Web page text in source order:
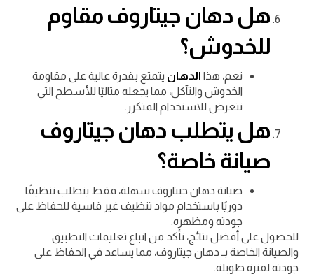
هل دهان جيتاروف مقاوم
للخدوش؟
نعم، هذا الدهان يتمتع بقدرة عالية على مقاومة
الخدوش والتآكل، مما يجعله مثاليًا للأسطح التي
تتعرض للاستخدام المتكرر.
هل يتطلب دهان جيتاروف
صيانة خاصة؟
صيانة دهان جيتاروف سهلة، فقط يتطلب تنظيفًا
دوريًا باستخدام مواد تنظيف غير قاسية للحفاظ على
جودته ومظهره.
للحصول على أفضل نتائج، تأكد من اتباع تعليمات التطبيق
والصيانة الخاصة بـ دهان جيتاروف، مما يساعد في الحفاظ على
جودته لفترة طويلة.